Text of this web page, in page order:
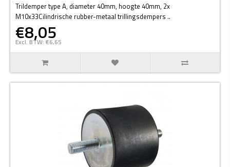
Trildemper type A, diameter 40mm, hoogte 40mm, 2x
M10x33Cilindrische rubber-metaal trillingsdempers ..
€8,05
Excl. BTW: €6,65